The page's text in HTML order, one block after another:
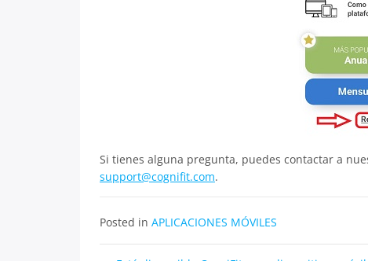
Si tienes alguna pregunta, puedes contactar a
support@cognifit.com.
Posted in APLICACIONES MÓVILES